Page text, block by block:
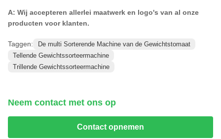
A: Wij accepteren allerlei maatwerk en logo's van al onze
producten voor klanten.
Taggen:
De multi Sorterende Machine van de Gewichtstomaat
Tellende Gewichtssorteermachine
Trillende Gewichtssorteermachine
Neem contact met ons op
Contact opnemen